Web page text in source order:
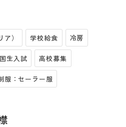
） 学校給食 冷房
生入試 高校募集
服：セーラー服